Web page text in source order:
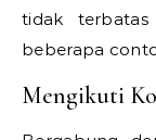
tidak
beberapa
Mengikuti